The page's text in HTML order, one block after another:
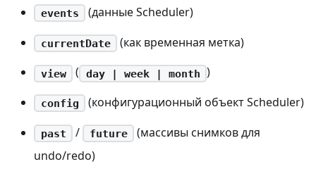
events (данные Scheduler)
currentDate (как временная метка)
view ( day | week | month )
config (конфигурационный объект Scheduler)
past / future
(массивы снимков для
undo/redo)